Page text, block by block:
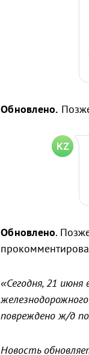
Обновлено.
Обновлено.
«Сегодня, 21
повреждено ж/д
Новость